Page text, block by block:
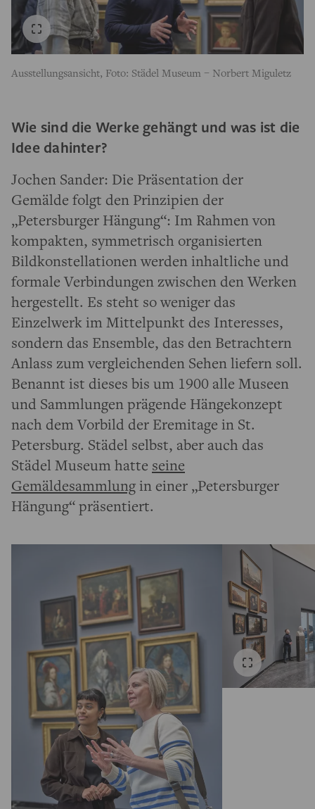
Ausstellungsansicht, Foto: Städel Museum – Norbert Miguletz
Wie sind die Werke gehängt und was ist die
Idee dahinter?
Jochen Sander: Die Präsentation der
Gemälde folgt den Prinzipien der
„Petersburger Hängung“: Im Rahmen von
kompakten, symmetrisch organisierten
Bildkonstellationen werden inhaltliche und
formale Verbindungen zwischen den Werken
hergestellt. Es steht so weniger das
Einzelwerk im Mittelpunkt des Interesses,
sondern das Ensemble, das den Betrachtern
Anlass zum vergleichenden Sehen liefern soll.
Benannt ist dieses bis um 1900 alle Museen
und Sammlungen prägende Hängekonzept
nach dem Vorbild der Eremitage in St.
Petersburg. Städel selbst, aber auch das
Städel Museum hatte seine
Gemäldesammlungin einer „Petersburger
Hängung“ präsentiert.